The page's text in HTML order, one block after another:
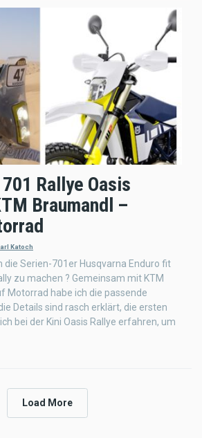
Rallye Oasis
Braumandl –
Katoch
die Serien-701er Husqvarna Enduro fit
zu machen ? Gemeinsam mit KTM
Motorrad habe ich die passende
Details sind rasch erklärt, die ersten
bei der Kini Oasis Rallye erfahren, um
Load More